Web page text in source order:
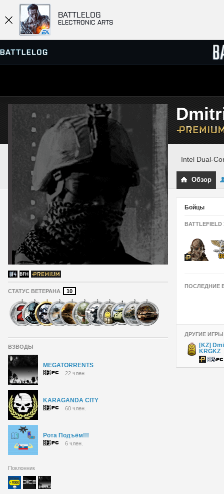
BATTLELOG
ELECTRONIC ARTS
ПРОСМОТР СЕРВЕРОВ
МАТЧИ
СТАТУС ВЕТЕРАНА 10
ВЗВОДЫ
MEGATORRENTS
22 член.
KARAGANDA CITY
60 член.
Рота Подъём!!!
6 член.
Поклонник
Intel Dual-
Обзор
Бойцы
BATTLEFIELD
ПОСЛЕДНИЕ
ДРУГИЕ ИГРЫ
[KZ]
KRGKZ